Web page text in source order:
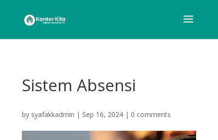
Sistem Absensi
by syafakkadmin | Sep 16, 2024| 0 comments